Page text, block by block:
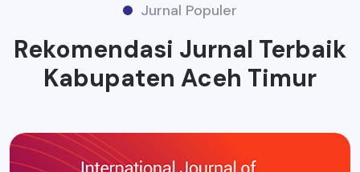
Jurnal Populer
Rekomendasi Jurnal Terbaik
Kabupaten Aceh Timur